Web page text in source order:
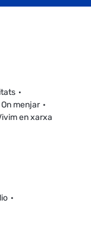
On menjar
en xarxa